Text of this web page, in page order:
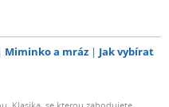
Miminko a mráz
Jak vybírat